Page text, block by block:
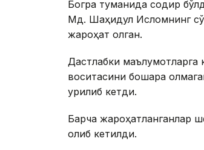
Богра туманида содир
Мд. Шаҳидул Исломнинг
жароҳат олган.
Дастлабки маълумотларга
воситасини бошқара
урилиб кетди.
Барча жароҳатланганлар
олиб кетилди.